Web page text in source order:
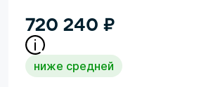
720 240 ₽
ниже средней